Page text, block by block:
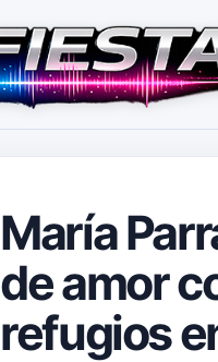
María
de amor
refugios